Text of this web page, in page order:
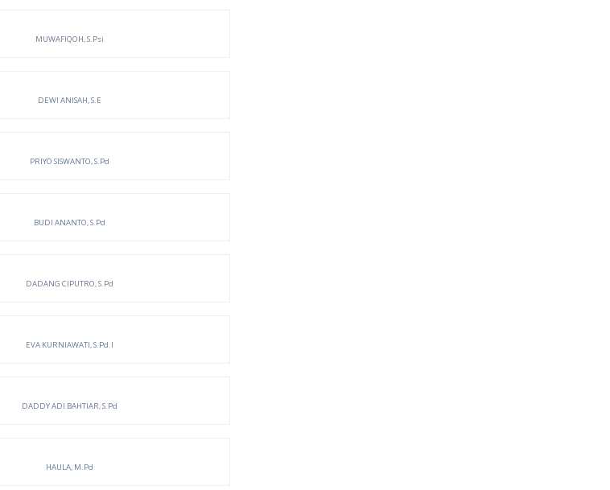
MUWAFIQOH, S.Psi
DEWI ANISAH, S.E
PRIYO SISWANTO, S.Pd
BUDI ANANTO, S.Pd
DADANG CIPUTRO, S.Pd
EVA KURNIAWATI, S.Pd.I
DADDY ADI BAHTIAR, S.Pd
HAULA, M.Pd